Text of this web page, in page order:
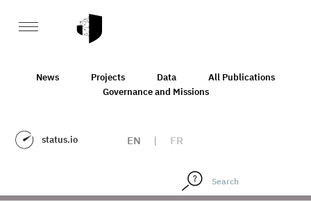
News Projects Data
All Publications
Governance and Missions
status.io EN | FR